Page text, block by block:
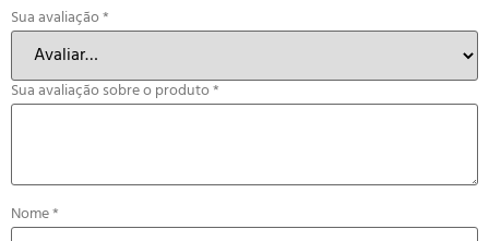
Sua avaliação*
Sua avaliação sobre o produto*
Nome*